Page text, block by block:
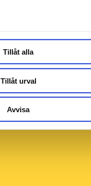
Tillåt alla
Tillåt urval
Avvisa